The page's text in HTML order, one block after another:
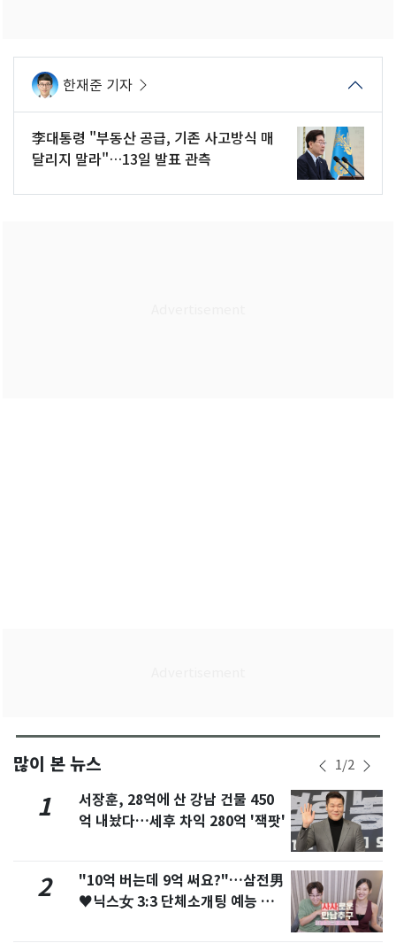
한재준 기자
李대통령 "부동산 공급, 기존 사고방식 매
달리지 말라"…13일 발표 관측
많이 본 뉴스 1/2
1
서장훈, 28억에 산 강남 건물 450
억 내놨다…세후 차익 280억 '잭팟'
2
"10억 버는데 9억 써요?"…삼전男
♥닉스女 3:3 단체소개팅 예능 화